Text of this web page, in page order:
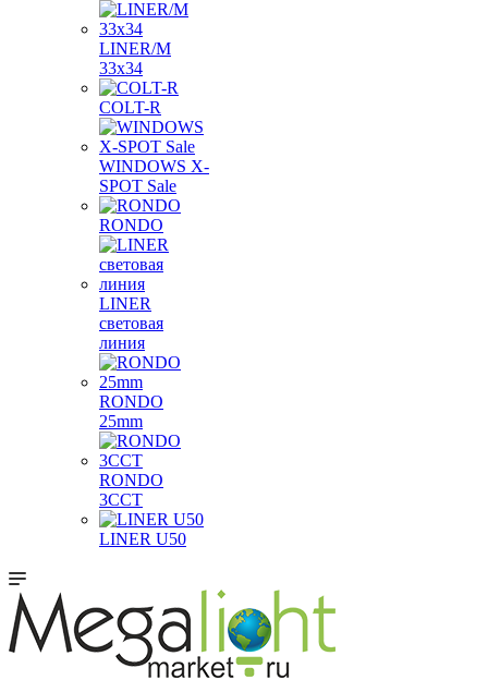
LINER/М
33х34
COLT-R
WINDOWS X-
SPOT Sale
RONDO
LINER
световая
линия
RONDO
25mm
RONDO
3CCT
LINER U50